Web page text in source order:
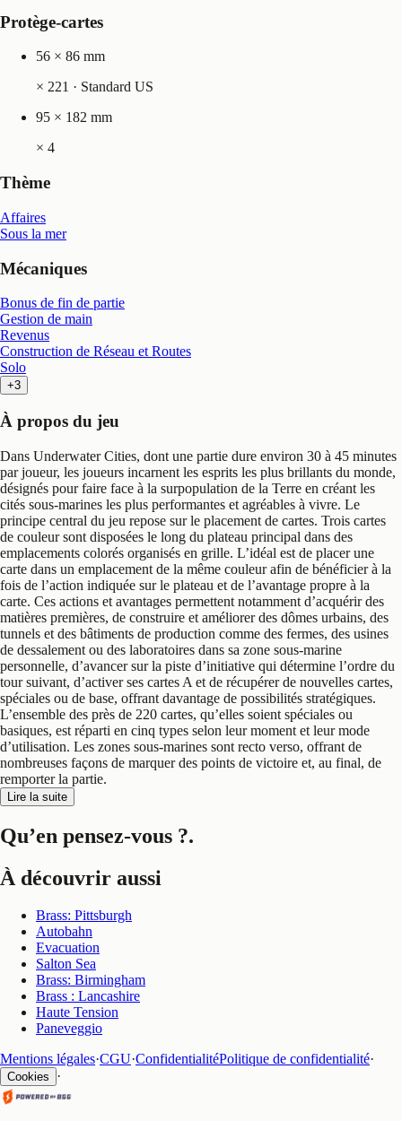
Protège-cartes
56 × 86 mm
× 221 · Standard US
95 × 182 mm
× 4
Thème
Affaires
Sous la mer
Mécaniques
Bonus de fin de partie
Gestion de main
Revenus
Construction de Réseau et Routes
Solo
+3
À propos du jeu
Dans Underwater Cities, dont une partie dure environ 30 à 45 minutes
par joueur, les joueurs incarnent les esprits les plus brillants du monde,
désignés pour faire face à la surpopulation de la Terre en créant les
cités sous-marines les plus performantes et agréables à vivre. Le
principe central du jeu repose sur le placement de cartes. Trois cartes
de couleur sont disposées le long du plateau principal dans des
emplacements colorés organisés en grille. L’idéal est de placer une
carte dans un emplacement de la même couleur afin de bénéficier à la
fois de l’action indiquée sur le plateau et de l’avantage propre à la
carte. Ces actions et avantages permettent notamment d’acquérir des
matières premières, de construire et améliorer des dômes urbains, des
tunnels et des bâtiments de production comme des fermes, des usines
de dessalement ou des laboratoires dans sa zone sous-marine
personnelle, d’avancer sur la piste d’initiative qui détermine l’ordre du
tour suivant, d’activer ses cartes A et de récupérer de nouvelles cartes,
spéciales ou de base, offrant davantage de possibilités stratégiques.
L’ensemble des près de 220 cartes, qu’elles soient spéciales ou
basiques, est réparti en cinq types selon leur moment et leur mode
d’utilisation. Les zones sous-marines sont recto verso, offrant de
nombreuses façons de marquer des points de victoire et, au final, de
remporter la partie.
Lire la suite
Qu’en pensez-vous ?.
À découvrir aussi
Brass: Pittsburgh
Autobahn
Evacuation
Salton Sea
Brass: Birmingham
Brass : Lancashire
Haute Tension
Paneveggio
Mentions légales·CGU·ConfidentialitéPolitique de confidentialité·
Cookies ·